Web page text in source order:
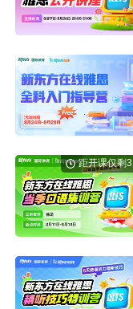
距开课仅剩